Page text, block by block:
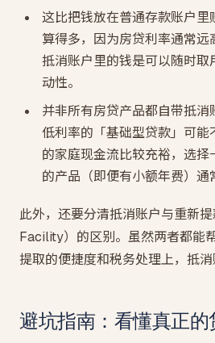
这比把钱放在普通存款账户里
算得多，因为房贷利率通常远
抵消账户里的钱是可以随时
动性。
并非所有房贷产品都自带抵
低利率的「基础型贷款」可
的家庭现金流比较充裕，选择
的产品（即便有小额年费）通
此外，还要分清抵消账户与重新
Facility）的区别。虽然两者都能
提取的便捷度和税务处理上，抵消
避坑指南：看懂真正的